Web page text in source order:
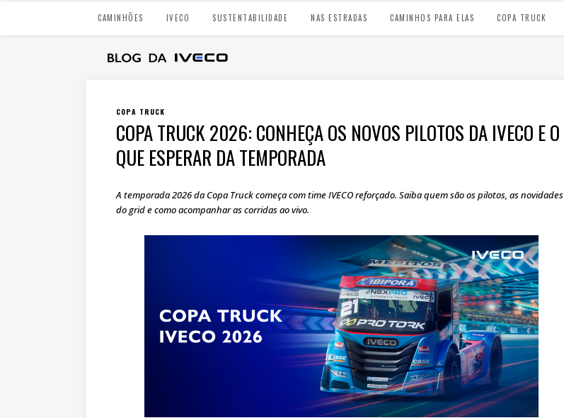
CAMINHÕES IVECO SUSTENTABILIDADE NAS ESTRADAS CAMINHOS PARA ELAS COPA TRUCK
COPA TRUCK
COPA TRUCK 2026: CONHEÇA OS NOVOS PILOTOS DA IVECO E O
QUE ESPERAR DA TEMPORADA
A temporada 2026 da Copa Truck começa com time IVECO reforçado. Saiba quem são os pilotos, as novidades
do grid e como acompanhar as corridas ao vivo.